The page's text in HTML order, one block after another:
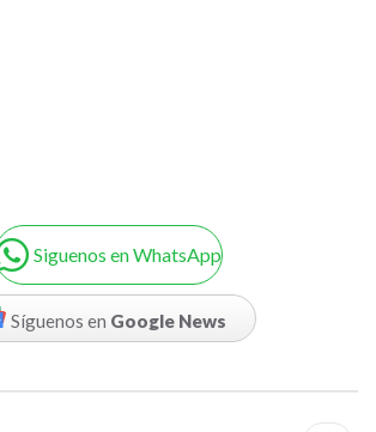
Siguenos en WhatsApp
Síguenos en Google News